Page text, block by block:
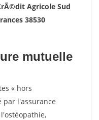
Agricole Sud
38530
mutuelle
« hors
par l'assurance